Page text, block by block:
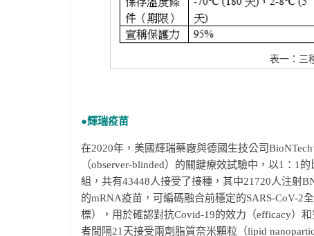
表一：三
●輝瑞疫苗
在2020年，美國輝瑞藥廠與德國生技公司
（observer-blinded）的關鍵療效試驗中，以1：1
組，共有43448人接受了接種，其中21720人注射
的mRNA疫苗，可編碼融合前穩定的SARS-CoV-2
標），用於確認對抗Covid-19的效力（efficacy）
者間隔21天接受兩劑脂質奈米顆粒（lipid